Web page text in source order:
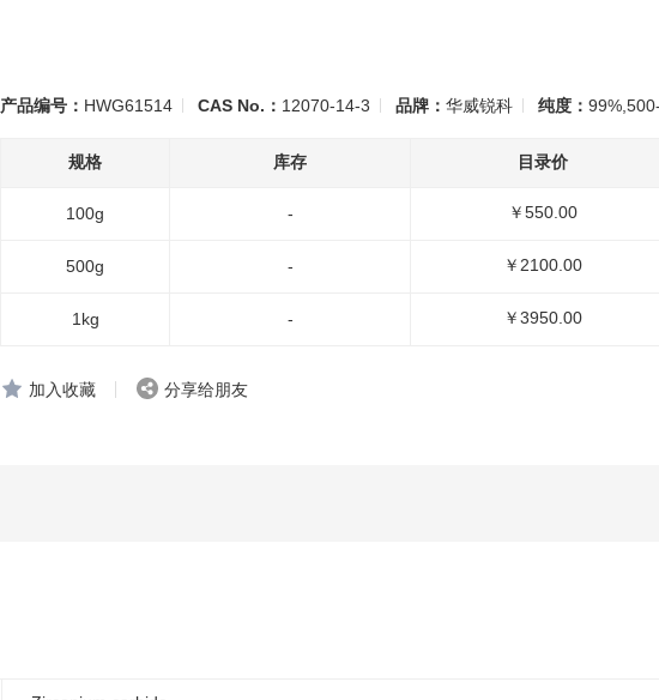
产品编号： HWG61514 CAS No.： 12070-14-3 品牌： 华威锐科 纯度：
规格 库存 目录价
100g - ￥550.00
500g - ￥2100.00
1kg - ￥3950.00
加入收藏 分享给朋友